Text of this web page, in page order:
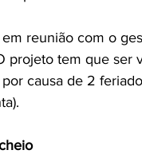
reunião com o
projeto tem que ser
causa de 2